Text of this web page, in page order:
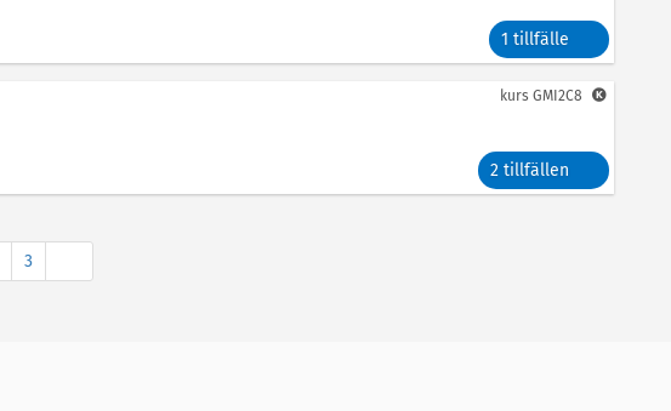
1 tillfälle
2 tillfällen
kurs GMI2C8
3